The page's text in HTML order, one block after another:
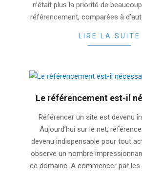
n’était plus la priorité de
référencement, comparées à
LIRE LA SUITE
Le référencement est-il
11-Référencer un site est devenu
Aujourd’hui sur le net,
devenu indispensable pour tout
observe un nombre
ce domaine. A commencer par